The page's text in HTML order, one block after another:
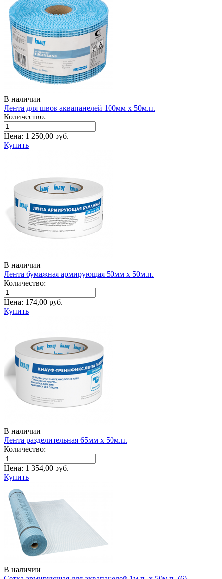
В наличии
Лента для швов аквапанелей 100мм х 50м.п.
Количество:
Цена: 1 250,00 руб.
Купить
В наличии
Лента бумажная армирующая 50мм х 50м.п.
Количество:
Цена: 174,00 руб.
Купить
В наличии
Лента разделительная 65мм х 50м.п.
Количество:
Цена: 1 354,00 руб.
Купить
В наличии